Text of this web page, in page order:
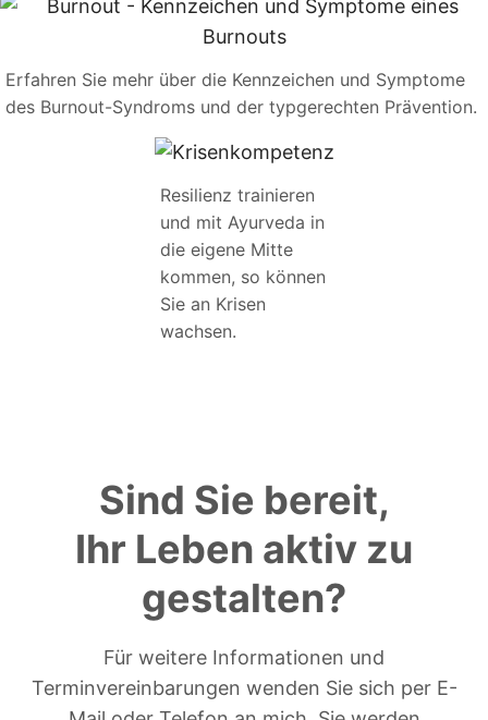
Erfahren Sie mehr über die Kennzeichen und Symptome
des Burnout-Syndroms und der typgerechten Prävention.
Resilienz trainieren
und mit Ayurveda in
die eigene Mitte
kommen, so können
Sie an Krisen
wachsen.
Sind Sie bereit,
Ihr Leben aktiv zu
gestalten?
Für weitere Informationen und
Terminvereinbarungen wenden Sie sich per E-